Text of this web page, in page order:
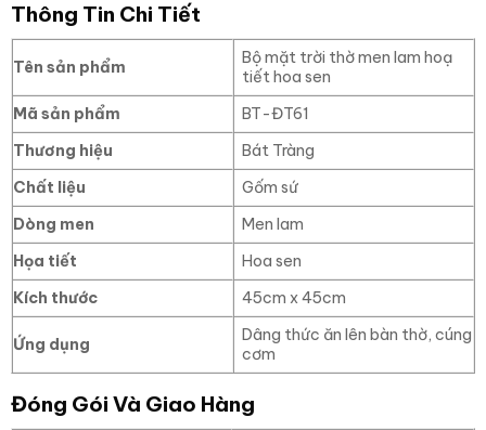
Thông Tin Chi Tiết
Tên sản phẩm
Bộ mặt trời thờ men lam hoạ
tiết hoa sen
Mã sản phẩm
BT-ĐT61
Thương hiệu
Bát Tràng
Chất liệu
Gốm sứ
Dòng men
Men lam
Họa tiết
Hoa sen
Kích thước
45cm x 45cm
Ứng dụng
Dâng thức ăn lên bàn thờ, cúng
cơm
Đóng Gói Và Giao Hàng